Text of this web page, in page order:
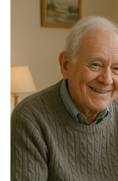
FORSIDE
KØB OG LEVERING